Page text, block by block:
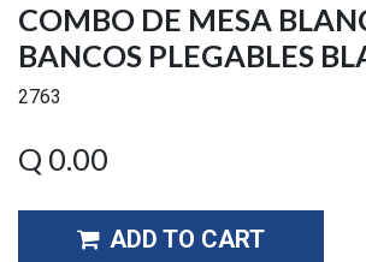
COMBO DE MESA
BANCOS PLEGABLES
2763
Q 0.00
ADD TO CART